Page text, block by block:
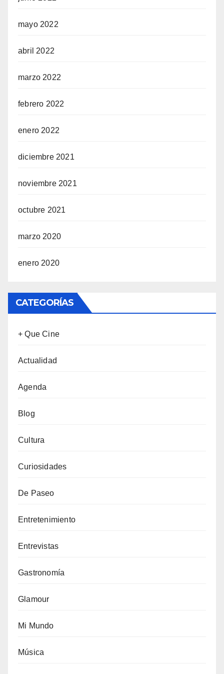
mayo 2022
abril 2022
marzo 2022
febrero 2022
enero 2022
diciembre 2021
noviembre 2021
octubre 2021
marzo 2020
enero 2020
CATEGORÍAS
+ Que Cine
Actualidad
Agenda
Blog
Cultura
Curiosidades
De Paseo
Entretenimiento
Entrevistas
Gastronomía
Glamour
Mi Mundo
Música